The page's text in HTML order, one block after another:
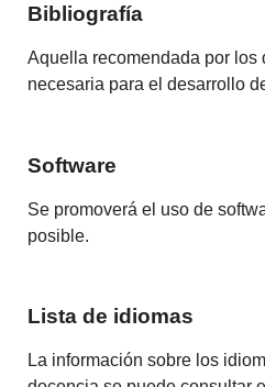
Bibliografía
Aquella recomendada por los
necesaria para el desarrollo
Software
Se promoverá el uso de
posible.
Lista de idiomas
La información sobre los